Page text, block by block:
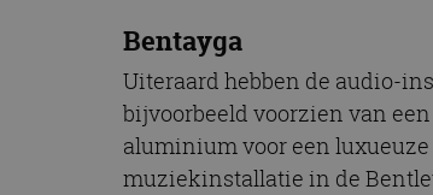
Bentayga
Uiteraard hebben de audio-
bijvoorbeeld voorzien van
aluminium voor een
muziekinstallatie in de